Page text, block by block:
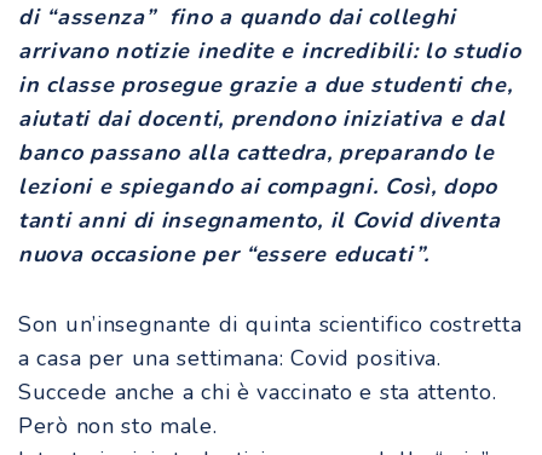
di “assenza” fino a quando dai colleghi
arrivano notizie inedite e incredibili: lo studio
in classe prosegue grazie a due studenti che,
aiutati dai docenti, prendono iniziativa e dal
banco passano alla cattedra, preparando le
lezioni e spiegando ai compagni. Così, dopo
tanti anni di insegnamento, il Covid diventa
nuova occasione per “essere educati”.
Son un’insegnante di quinta scientifico costretta
a casa per una settimana: Covid positiva.
Succede anche a chi è vaccinato e sta attento.
Però non sto male.